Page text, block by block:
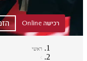
רכישה Online
ראשי